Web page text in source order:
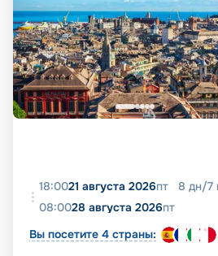
18:0021 августа 2026пт 8 дн/7
08:0028 августа 2026пт
Вы посетите 4 страны: